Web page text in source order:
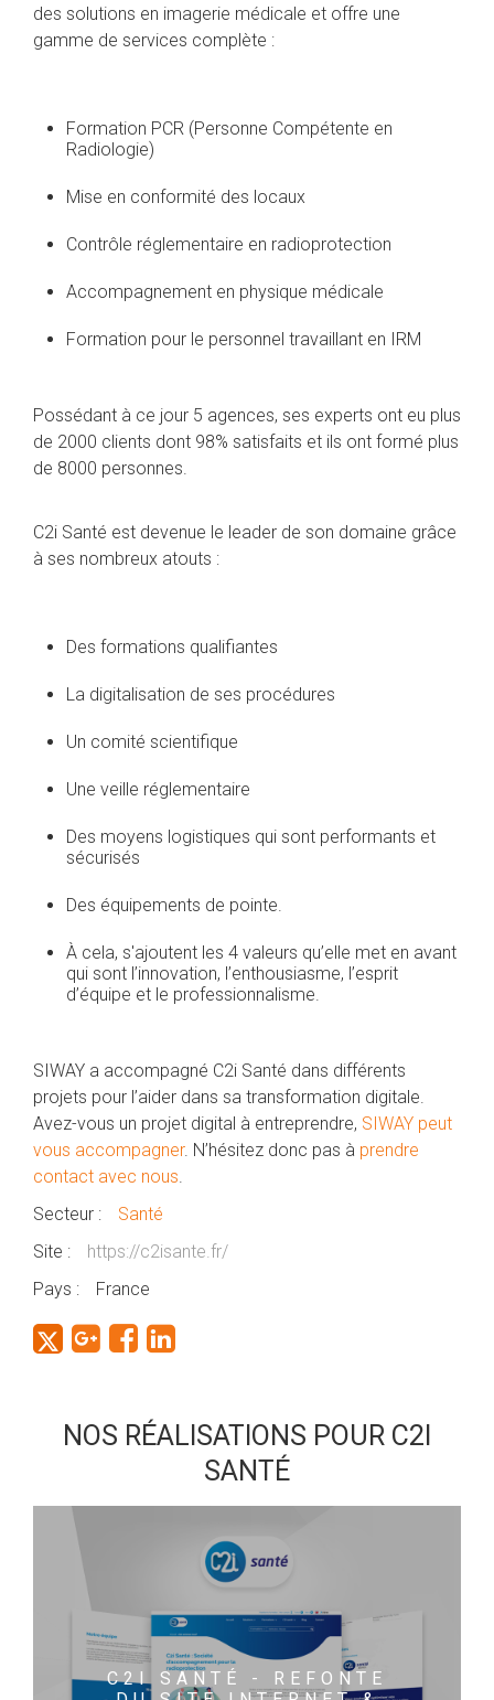
des solutions en imagerie médicale et offre une
gamme de services complète :
Formation PCR (Personne Compétente en
Radiologie)
Mise en conformité des locaux
Contrôle réglementaire en radioprotection
Accompagnement en physique médicale
Formation pour le personnel travaillant en IRM
Possédant à ce jour 5 agences, ses experts ont eu plus
de 2000 clients dont 98% satisfaits et ils ont formé plus
de 8000 personnes.
C2i Santé est devenue le leader de son domaine grâce
à ses nombreux atouts :
Des formations qualifiantes
La digitalisation de ses procédures
Un comité scientifique
Une veille réglementaire
Des moyens logistiques qui sont performants et
sécurisés
Des équipements de pointe.
À cela, s'ajoutent les 4 valeurs qu’elle met en avant
qui sont l’innovation, l’enthousiasme, l’esprit
d’équipe et le professionnalisme.
SIWAY a accompagné C2i Santé dans différents
projets pour l’aider dans sa transformation digitale.
Avez-vous un projet digital à entreprendre, SIWAY peut
vous accompagner. N’hésitez donc pas à prendre
contact avec nous.
Secteur :
Santé
Site :
https://c2isante.fr/
Pays :
France
NOS RÉALISATIONS POUR C2I
SANTÉ
C2I SANTÉ - REFONTE